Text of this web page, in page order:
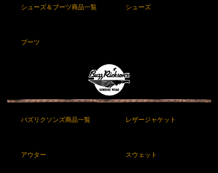
シューズ＆ブーツ商品一覧 シューズ
ブーツ
バズリクソンズ商品一覧 レザージャケット
アウター スウェット